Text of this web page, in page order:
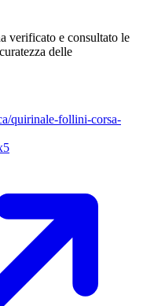
verificato e consultato le
delle
quirinale-follini-corsa-